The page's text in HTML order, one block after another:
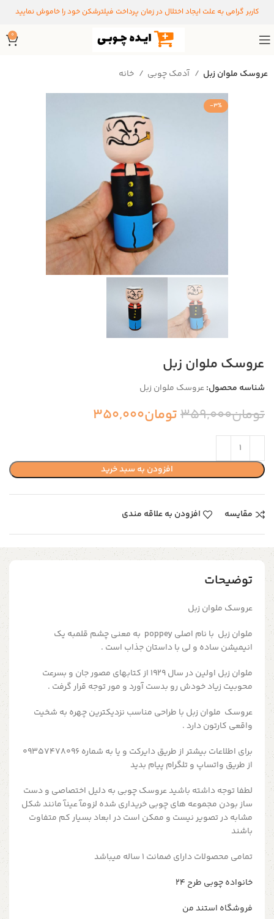
کاربر گرامی به علت ایجاد اختلال در زمان پرداخت فیلترشکن خود را خاموش نمایید
0
خانه آدمک چوبی عروسک ملوان زبل
-3%
عروسک ملوان زبل
شناسه محصول:عروسک ملوان زبل
تومان359,000تومان350,000
افزودن به سبد خرید
مقایسه افزودن به علاقه مندی
توضیحات
عروسک ملوان زبل
ملوان زبل با نام اصلی poppey به معنی چشم قلمبه یک
انیمیشن ساده و لی با داستان جذاب است .
ملوان زبل اولین در سال ۱۹۲۹ از کتابهای مصور جان و بسرعت
محوبیت زیاد خودش رو بدست آورد و مور توجه قرار گرفت .
عروسک ملوان زبل با طراحی مناسب نزدیکترین چهره به شخیت
واقعی کارتون دارد .
برای اطلاعات بیشتر از طریق دایرکت و یا به شماره ۰۹۳۵۷۴۷۸۰۹۶
از طریق واتساپ و تلگرام پیام بدید
لطفا توجه داشته باشید عروسک چوبی به دلیل اختصاصی و دست
ساز بودن مجموعه های چوبی خریداری شده لزومآ عینآ مانند شکل
مشابه در تصویر نیست و ممکن است در ابعاد بسیار کم متفاوت
باشند
تمامی محصولات دارای ضمانت ۱ ساله میباشد
خانواده چوبی طرح ۲۴
فروشگاه استند من